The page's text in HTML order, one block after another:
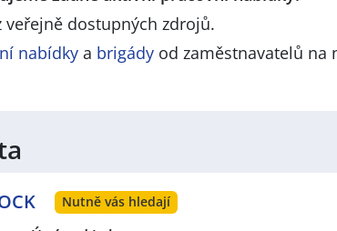
dostupných zdrojů.
nabídky a brigády od zaměstnavatelů na
Nutně vás hledají